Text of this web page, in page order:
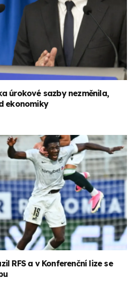
úrokové sazby nezměnila,
ekonomiky
RFS a v Konferenční lize se